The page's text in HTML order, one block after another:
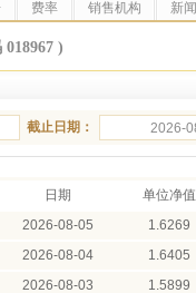
费率 销售机构 新闻
)
截止日期：
日期 单位净值
2026-08-05 1.6269
2026-08-04 1.6405
2026-08-03 1.5899